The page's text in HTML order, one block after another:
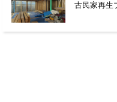
古民家再生